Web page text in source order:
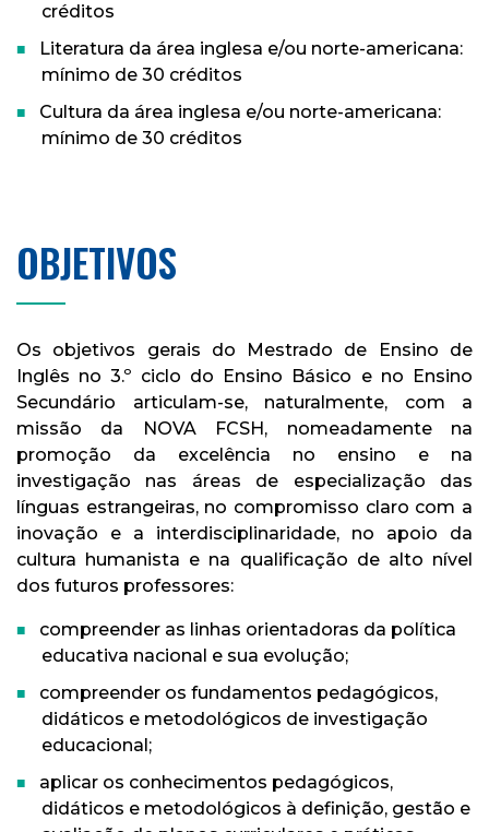
créditos
Literatura da área inglesa e/ou norte-americana:
mínimo de 30 créditos
Cultura da área inglesa e/ou norte-americana:
mínimo de 30 créditos
OBJETIVOS
Os objetivos gerais do Mestrado de Ensino de
Inglês no 3.º ciclo do Ensino Básico e no Ensino
Secundário articulam-se, naturalmente, com a
missão da NOVA FCSH, nomeadamente na
promoção da excelência no ensino e na
investigação nas áreas de especialização das
línguas estrangeiras, no compromisso claro com a
inovação e a interdisciplinaridade, no apoio da
cultura humanista e na qualificação de alto nível
dos futuros professores:
compreender as linhas orientadoras da política
educativa nacional e sua evolução;
compreender os fundamentos pedagógicos,
didáticos e metodológicos de investigação
educacional;
aplicar os conhecimentos pedagógicos,
didáticos e metodológicos à definição, gestão e